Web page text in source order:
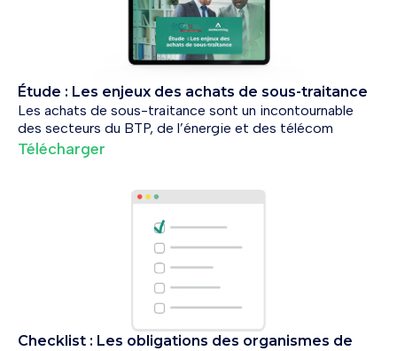
Étude : Les enjeux des achats de sous-traitance
Les achats de sous-traitance sont un incontournable
des secteurs du BTP, de l’énergie et des télécom
Télécharger
Checklist : Les obligations des organismes de